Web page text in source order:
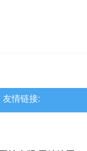
友情链接: